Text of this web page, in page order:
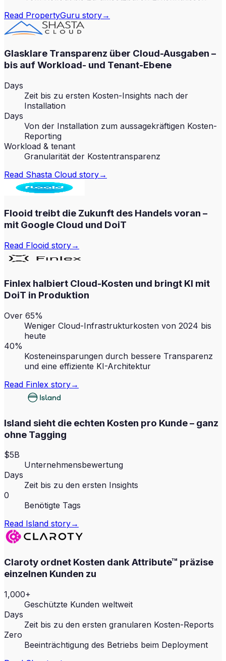
Read PropertyGuru story→
Glasklare Transparenz über Cloud-Ausgaben –
bis auf Workload- und Tenant-Ebene
Days
Zeit bis zu ersten Kosten-Insights nach der
Installation
Days
Von der Installation zum aussagekräftigen Kosten-
Reporting
Workload & tenant
Granularität der Kostentransparenz
Read Shasta Cloud story→
Flooid treibt die Zukunft des Handels voran –
mit Google Cloud und DoiT
Read Flooid story→
Finlex halbiert Cloud-Kosten und bringt KI mit
DoiT in Produktion
Over 65%
Weniger Cloud-Infrastrukturkosten von 2024 bis
heute
40%
Kosteneinsparungen durch bessere Transparenz
und eine effiziente KI-Architektur
Read Finlex story→
Island sieht die echten Kosten pro Kunde – ganz
ohne Tagging
$5B
Unternehmensbewertung
Days
Zeit bis zu den ersten Insights
0
Benötigte Tags
Read Island story→
Claroty ordnet Kosten dank Attribute™ präzise
einzelnen Kunden zu
1,000+
Geschützte Kunden weltweit
Days
Zeit bis zu den ersten granularen Kosten-Reports
Zero
Beeinträchtigung des Betriebs beim Deployment